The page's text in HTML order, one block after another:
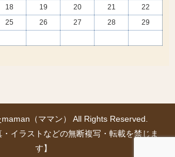
18 19 20 21
22
25 26 27 28
29
（ママン） All Rights Reserved.
・イラストなどの無断複写・転載を禁じま
す】